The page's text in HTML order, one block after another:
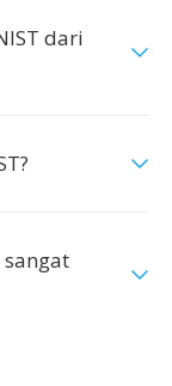
dari
sangat